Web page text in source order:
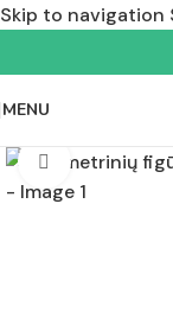
Skip to navigation
MENU
Padidinti